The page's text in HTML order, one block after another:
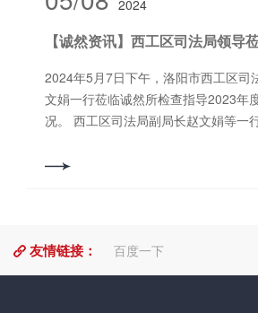
三类案件时，要有严防***影响案件进
业的底线。 在对文件学习完毕后，分
王宗良律师上台向大家分享此次学习例
台的杨宇光律师授课题目为《违法建
定、违法建筑认定等方面向与会同仁描
自己正在办理的案件，对个中疑难争议
律师进行探讨，与会同仁积极踊跃地
富多彩的亲子活动。 “欢迎小朋友们
乐！”河南诚然律师事务所主任尚旭
对“律”苗的到来表示了欢迎。 接着
霏、申孟孟的引导下。小朋友们依次参
功能会议室、荣誉展示柜、律师形象
“爸爸，再有这种活动我还要参加！”快
2024
2024年5月7日下午，洛阳市西工区司
文娟一行莅临诚然所检查指导2023年
况。 西工区司法局副局长赵文娟等一
室、文化长廊、办公区、接待区、等待
务活动等方面成绩显著。主任尚旭辉详
果，并展示了工作台账等资料，内容
友情链接： 百度一下